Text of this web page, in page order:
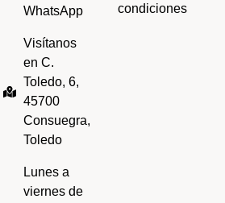
WhatsApp
Visítanos
en C.
Toledo, 6,
45700
Consuegra,
Toledo
Lunes a
viernes de
condiciones